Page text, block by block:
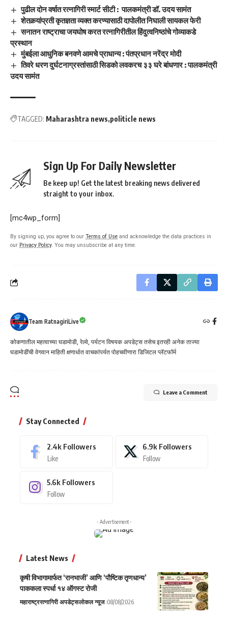
पुढील दोन वर्षात रत्नागिरी स्मार्ट सीटी : पालकमंत्री डॉ. उदय सामंत
शेतकर्‍यांप्रती कृतज्ञता व्यक्त करण्यासाठी दापोलीत निघाली सायकल फेरी
सनातन राष्ट्राचा जयघोष करत रत्नागिरीतील हिंदुत्वनिष्ठांचे गोव्याकडे
प्रस्थान
मुंबईला आधुनिक बनवणे आमचे प्राधान्य : पंतप्रधान नरेंद्र मोदी
तिवरे धरण दुर्घटनाग्रस्तांसाठी सिडको लवकरच ३३ घरे बांधणार : पालकमंत्री
उदय सामंत
TAGGED: Maharashtra news politicle news
Sign Up For Daily Newsletter
Be keep up! Get the latest breaking news delivered
straight to your inbox.
[mc4wp_form]
By signing up, you agree to our Terms of Use and acknowledge the data practices in
our Privacy Policy. You may unsubscribe at any time.
Team RatnagiriLive
कोकणातील महत्वाच्या घडामोडी, रेल्वे, पर्यटन विषयक अपडेट्स तसेच इतरही अनेक ताज्या
घडामोडींची वेगवान माहिती क्षणार्धात वाचकांपर्यत पोहचवीणारा डिजिटल प्लॅटफॉर्म
Leave a Comment
Stay Connected
2.4k Followers
Like
6.9k Followers
Follow
5.6k Followers
Follow
- Advertisement -
Latest News
कृषी विभागामार्फत ‘रानभाजी’ आणि ‘पौष्टिक तृणधान्य’
पाककला स्पर्धा १४ ऑगस्ट रोजी
महाराष्ट्ररत्नागिरी अपडेट्सलोकल न्यूज 08/08/2026